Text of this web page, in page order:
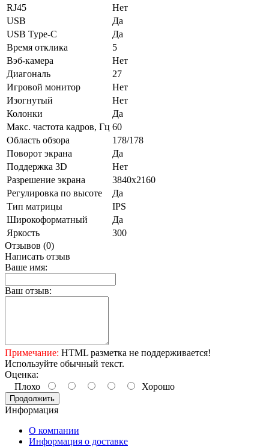
RJ45
Нет
USB
Да
USB Type-C
Да
Время отклика
5
Вэб-камера
Нет
Диагональ
27
Игровой монитор
Нет
Изогнутый
Нет
Колонки
Да
Макс. частота кадров, Гц 60
Область обзора
178/178
Поворот экрана
Да
Поддержка 3D
Нет
Разрешение экрана
3840x2160
Регулировка по высоте
Да
Тип матрицы
IPS
Широкоформатный
Да
Яркость
300
Отзывов (0)
Написать отзыв
Ваше имя:
Ваш отзыв:
Примечание: HTML разметка не поддерживается!
Используйте обычный текст.
Оценка:
Плохо
Хорошо
Продолжить
Информация
О компании
Информация о доставке